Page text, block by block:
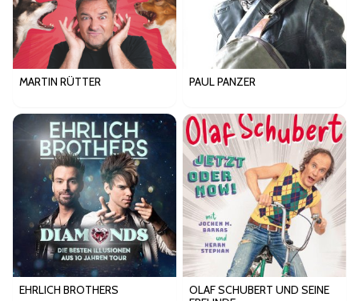
MARTIN RÜTTER PAUL PANZER
EHRLICH BROTHERS
OLAF SCHUBERT UND SEINE